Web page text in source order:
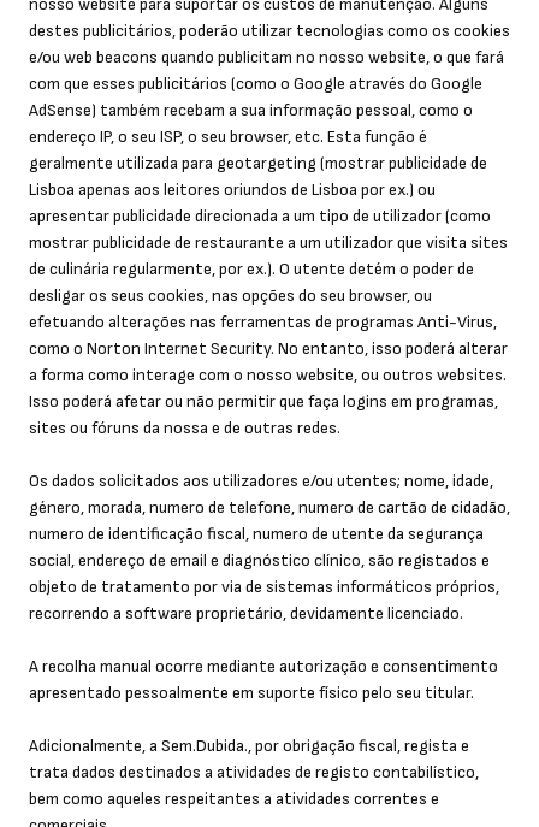
nosso website para suportar os custos de manutenção. Alguns
destes publicitários, poderão utilizar tecnologias como os cookies
e/ou web beacons quando publicitam no nosso website, o que fará
com que esses publicitários (como o Google através do Google
AdSense) também recebam a sua informação pessoal, como o
endereço IP, o seu ISP, o seu browser, etc. Esta função é
geralmente utilizada para geotargeting (mostrar publicidade de
Lisboa apenas aos leitores oriundos de Lisboa por ex.) ou
apresentar publicidade direcionada a um tipo de utilizador (como
mostrar publicidade de restaurante a um utilizador que visita sites
de culinária regularmente, por ex.). O utente detém o poder de
desligar os seus cookies, nas opções do seu browser, ou
efetuando alterações nas ferramentas de programas Anti-Virus,
como o Norton Internet Security. No entanto, isso poderá alterar
a forma como interage com o nosso website, ou outros websites.
Isso poderá afetar ou não permitir que faça logins em programas,
sites ou fóruns da nossa e de outras redes.
Os dados solicitados aos utilizadores e/ou utentes; nome, idade,
género, morada, numero de telefone, numero de cartão de cidadão,
numero de identificação fiscal, numero de utente da segurança
social, endereço de email e diagnóstico clínico, são registados e
objeto de tratamento por via de sistemas informáticos próprios,
recorrendo a software proprietário, devidamente licenciado.
A recolha manual ocorre mediante autorização e consentimento
apresentado pessoalmente em suporte físico pelo seu titular.
Adicionalmente, a Sem.Dubida., por obrigação fiscal, regista e
trata dados destinados a atividades de registo contabilístico,
bem como aqueles respeitantes a atividades correntes e